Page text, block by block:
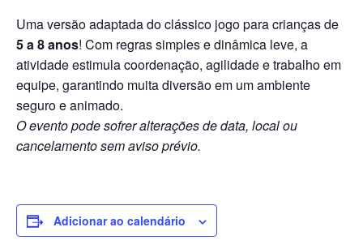
Uma versão adaptada do clássico jogo para crianças de
5 a 8 anos! Com regras simples e dinâmica leve, a
atividade estimula coordenação, agilidade e trabalho em
equipe, garantindo muita diversão em um ambiente
seguro e animado.
O evento pode sofrer alterações de data, local ou
cancelamento sem aviso prévio.
Adicionar ao calendário